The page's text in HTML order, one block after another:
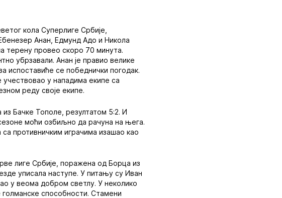
кола Суперлиге Србије,
Анан, Едмунд Адо и Никола
терену провео скоро 70 минута.
убрзавали. Анан је правио велике
испоставиће се победнички погодак.
учествовао у нападима екипе са
реду своје екипе.
Бачке Тополе, резултатом 5:2. И
моћи озбиљно да рачуна на њега.
противничким играчима изашао као
лиге Србије, поражена од Борца из
уписала наступе. У питању су Иван
у веома добром светлу. У неколико
голманске способности. Стамени